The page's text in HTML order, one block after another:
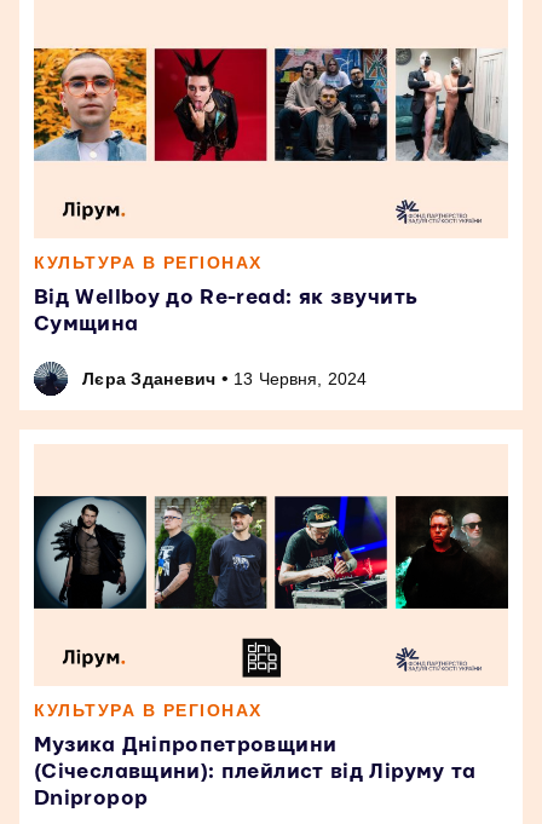
КУЛЬТУРА В РЕГІОНАХ
Від Wellboy до Re-read: як звучить
Сумщина
Лєра Зданевич • 13 Червня, 2024
КУЛЬТУРА В РЕГІОНАХ
Музика Дніпропетровщини
(Січеславщини): плейлист від Ліруму та
Dnipropop